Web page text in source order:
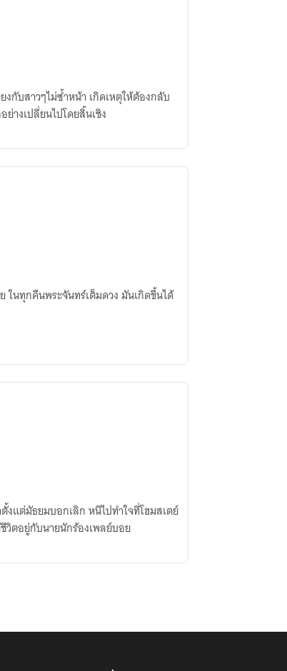
งกับสาวๆไม่ซ้ำหน้า เกิดเหตุให้ต้องกลับ
างเปลี่ยนไปโดยสิ้นเชิง
ในทุกคืนพระจันทร์เต็มดวง มันเกิดขึ้นได้
แต่มัธยมบอกเลิก หนีไปทำใจที่โฮมสเตย์
ตอยู่กับนายนักร้องเพลย์บอย